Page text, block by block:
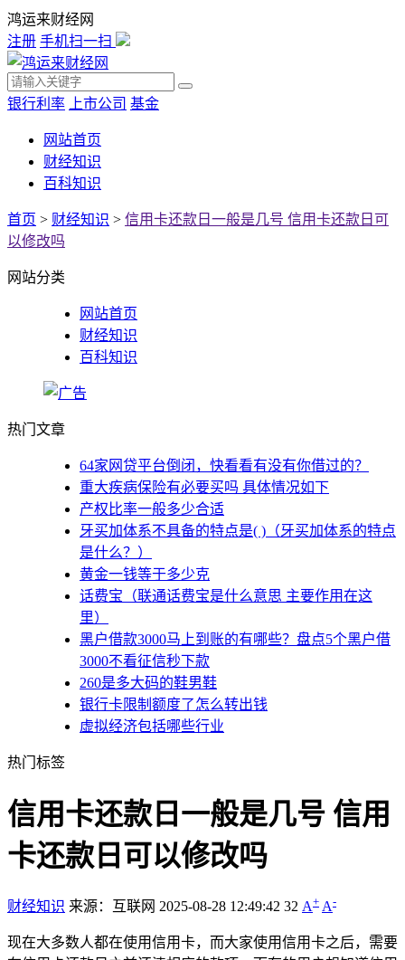
鸿运来财经网
注册 手机扫一扫
银行利率 上市公司 基金
网站首页
财经知识
百科知识
首页 > 财经知识 > 信用卡还款日一般是几号 信用卡还款日可
以修改吗
网站分类
网站首页
财经知识
百科知识
热门文章
64家网贷平台倒闭，快看看有没有你借过的？
重大疾病保险有必要买吗 具体情况如下
产权比率一般多少合适
牙买加体系不具备的特点是( )（牙买加体系的特点
是什么？）
黄金一钱等于多少克
话费宝（联通话费宝是什么意思 主要作用在这
里）
黑户借款3000马上到账的有哪些？盘点5个黑户借
3000不看征信秒下款
260是多大码的鞋男鞋
银行卡限制额度了怎么转出钱
虚拟经济包括哪些行业
热门标签
信用卡还款日一般是几号 信用
卡还款日可以修改吗
财经知识 来源：互联网 2025-08-28 12:49:42 32 A+ A-
现在大多数人都在使用信用卡，而大家使用信用卡之后，需要